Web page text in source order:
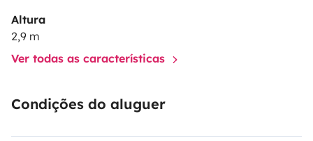
Altura
2,9 m
Ver todas as características
Condições do aluguer